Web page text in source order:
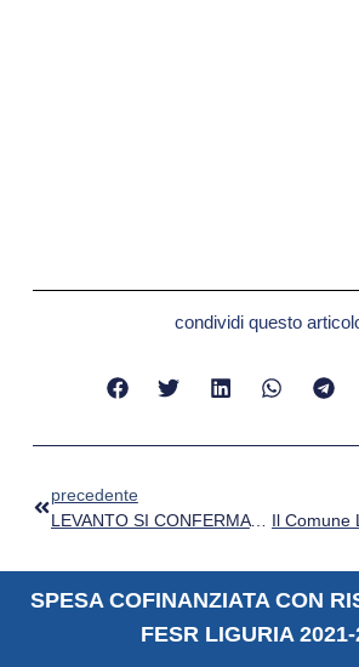
condividi questo
precedente
LEVANTO SI CONFERMA BANDIERA LILLA PER LA TERZA VOLTA
SPESA COFINANZIATA CON
FESR LIGURIA